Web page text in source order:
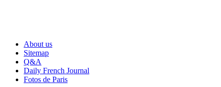
About us
Sitemap
Q&A
Daily French Journal
Fotos de Paris